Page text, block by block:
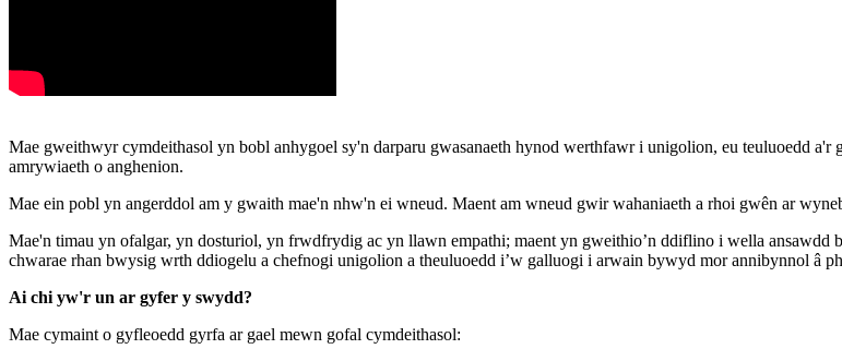
Mae gweithwyr cymdeithasol yn bobl anhygoel sy'n darparu gwasanaeth hynod werthfawr i unigolion, eu teuluoedd
amrywiaeth o anghenion.
Mae ein pobl yn angerddol am y gwaith mae'n nhw'n ei wneud. Maent am wneud gwir wahaniaeth a rhoi gwên ar
Mae'n timau yn ofalgar, yn dosturiol, yn frwdfrydig ac yn llawn empathi; maent yn gweithio’n ddiflino i wella
chwarae rhan bwysig wrth ddiogelu a chefnogi unigolion a theuluoedd i’w galluogi i arwain bywyd mor annibynnol â
Ai chi yw'r un ar gyfer y swydd?
Mae cymaint o gyfleoedd gyrfa ar gael mewn gofal cymdeithasol: